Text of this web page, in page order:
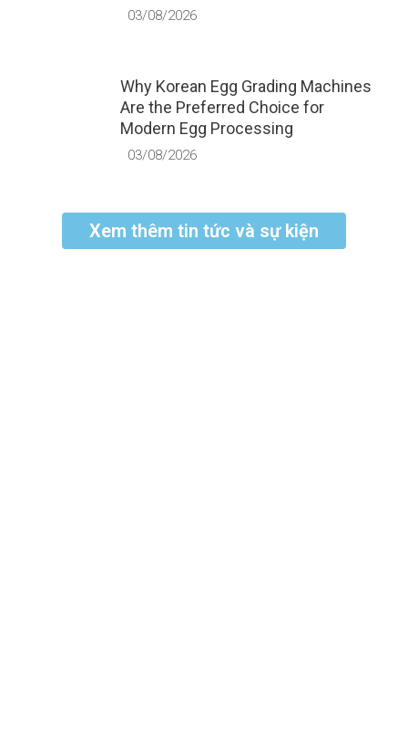
03/08/2026
Why Korean Egg Grading Machines
Are the Preferred Choice for
Modern Egg Processing
03/08/2026
Xem thêm tin tức và sự kiện